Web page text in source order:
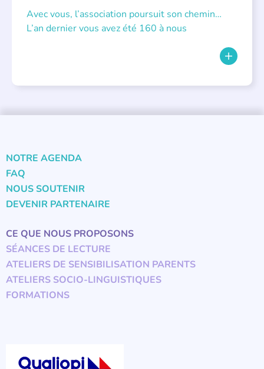
Avec vous, l’association poursuit son chemin…
L’an dernier vous avez été 160 à nous
NOTRE AGENDA
FAQ
NOUS SOUTENIR
DEVENIR PARTENAIRE
CE QUE NOUS PROPOSONS
SÉANCES DE LECTURE
ATELIERS DE SENSIBILISATION PARENTS
ATELIERS SOCIO-LINGUISTIQUES
FORMATIONS